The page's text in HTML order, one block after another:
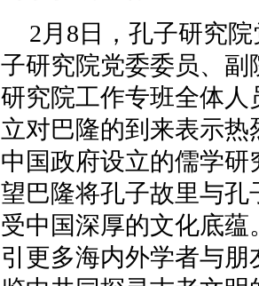
2月8日，孔子研究
子研究院党委委员、副
研究院工作专班全体
立对巴隆的到来表示
中国政府设立的儒学
望巴隆将孔子故里与
受中国深厚的文化底
引更多海内外学者与